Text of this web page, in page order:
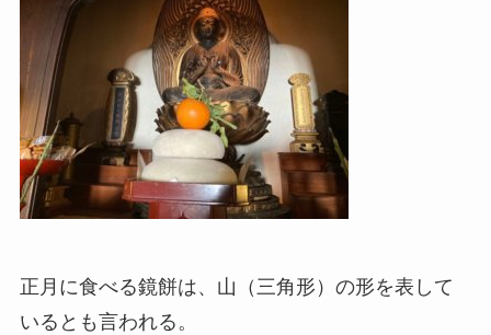
正月に食べる鏡餅は、山（三角形）の形を表して
いるとも言われる。